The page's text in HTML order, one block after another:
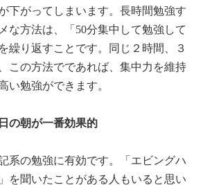
下がってしまいます。長時間勉強す
な方法は、「50分集中して勉強して
繰り返すことです。同じ２時間、３
この方法でであれば、集中力を維持
い勉強ができます。
の朝が一番効果的
系の勉強に有効です。「エビングハ
を聞いたことがある人もいると思い